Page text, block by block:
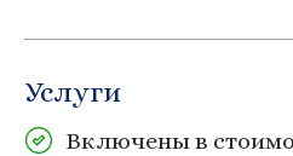
Услуги
Включены в